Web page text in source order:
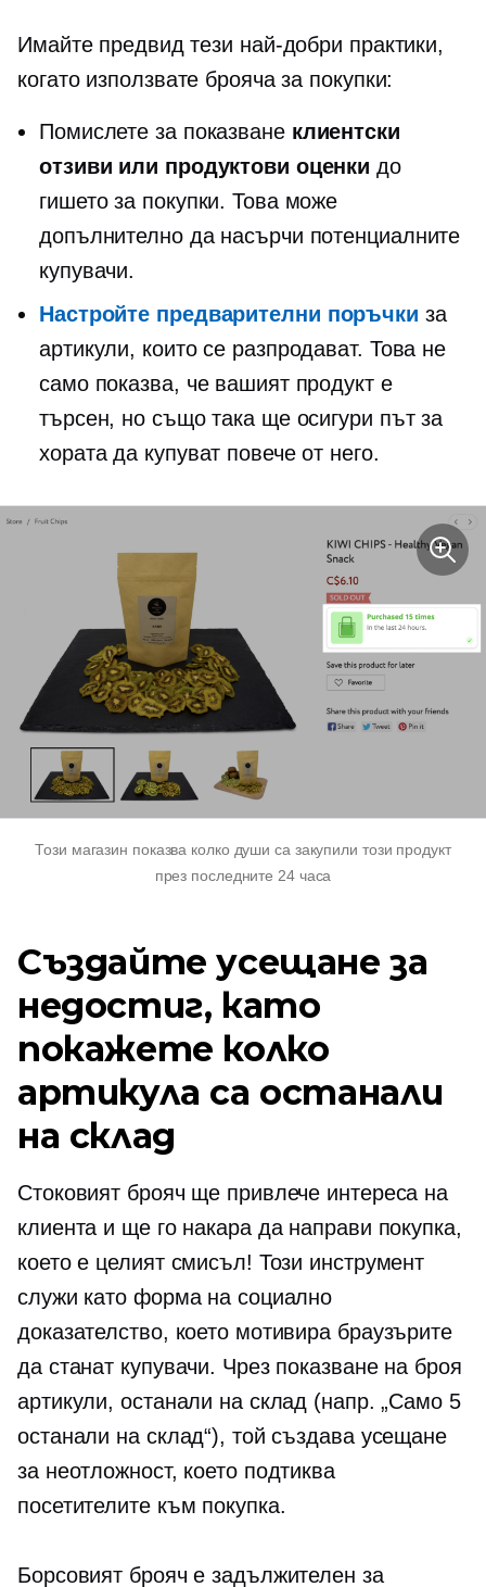
Имайте предвид тези най-добри практики,
когато използвате брояча за покупки:
Помислете за показване клиентски
отзиви или продуктови оценки до
гишето за покупки. Това може
допълнително да насърчи потенциалните
купувачи.
Настройте предварителни поръчки за
артикули, които се разпродават. Това не
само показва, че вашият продукт е
търсен, но също така ще осигури път за
хората да купуват повече от него.
Този магазин показва колко души са закупили този продукт
през последните 24 часа
Създайте усещане за
недостиг, като
покажете колко
артикула са останали
на склад
Стоковият брояч ще привлече интереса на
клиента и ще го накара да направи покупка,
което е целият смисъл! Този инструмент
служи като форма на социално
доказателство, което мотивира браузърите
да станат купувачи. Чрез показване на броя
артикули, останали на склад (напр. „Само 5
останали на склад“), той създава усещане
за неотложност, което подтиква
посетителите към покупка.
Борсовият брояч е задължителен за